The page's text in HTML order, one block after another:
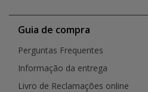
Guia de compra
Perguntas Frequentes
Informação da entrega
Livro de Reclamações online